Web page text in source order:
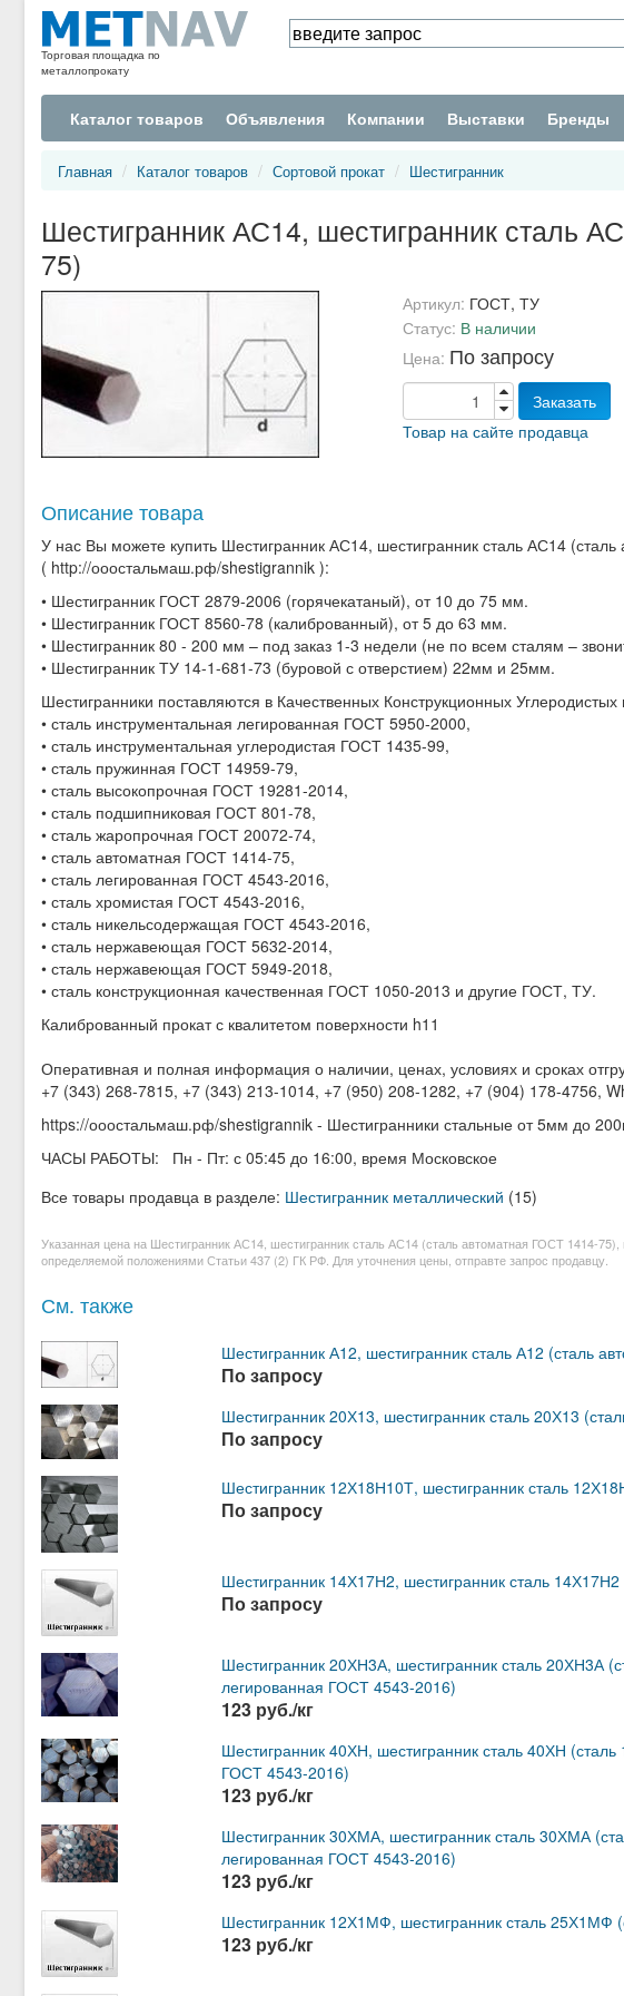
Торговая площадка по
металлопрокату
Каталог товаров Объявления Компании Выставки Бренды
Главная Каталог товаров Сортовой прокат Шестигранник
Шестигранник АС14, шестигранник сталь
75)
Артикул: ГОСТ, ТУ
Статус: В наличии
Цена: По запросу
Заказать
Товар на сайте продавца
Описание товара
У нас Вы можете купить Шестигранник АС14, шестигранник сталь АС14
( http://ооостальмаш.рф/shestigrannik ):
• Шестигранник ГОСТ 2879-2006 (горячекатаный), от 10 до 75 мм.
• Шестигранник ГОСТ 8560-78 (калиброванный), от 5 до 63 мм.
• Шестигранник 80 - 200 мм – под заказ 1-3 недели (не по всем сталям –
• Шестигранник ТУ 14-1-681-73 (буровой с отверстием) 22мм и 25мм.
Шестигранники поставляются в Качественных Конструкционных
• сталь инструментальная легированная ГОСТ 5950-2000,
• сталь инструментальная углеродистая ГОСТ 1435-99,
• сталь пружинная ГОСТ 14959-79,
• сталь высокопрочная ГОСТ 19281-2014,
• сталь подшипниковая ГОСТ 801-78,
• сталь жаропрочная ГОСТ 20072-74,
• сталь автоматная ГОСТ 1414-75,
• сталь легированная ГОСТ 4543-2016,
• сталь хромистая ГОСТ 4543-2016,
• сталь никельсодержащая ГОСТ 4543-2016,
• сталь нержавеющая ГОСТ 5632-2014,
• сталь нержавеющая ГОСТ 5949-2018,
• сталь конструкционная качественная ГОСТ 1050-2013 и другие ГОСТ, ТУ.
Калиброванный прокат с квалитетом поверхности h11
Оперативная и полная информация о наличии, ценах, условиях и сроках
+7 (343) 268-7815, +7 (343) 213-1014, +7 (950) 208-1282, +7 (904) 178-4756,
https://ооостальмаш.рф/shestigrannik - Шестигранники стальные от 5мм до
ЧАСЫ РАБОТЫ: Пн - Пт: с 05:45 до 16:00, время Московское
Все товары продавца в разделе: Шестигранник металлический (15)
Указанная цена на Шестигранник АС14, шестигранник сталь АС14 (сталь автоматная ГОСТ 1414-
определяемой положениями Статьи 437 (2) ГК РФ. Для уточнения цены, отправте запрос продавцу.
См. также
Шестигранник А12, шестигранник сталь А12 (сталь
По запросу
Шестигранник 20Х13, шестигранник сталь 20Х13
По запросу
Шестигранник 12Х18Н10Т, шестигранник сталь
По запросу
Шестигранник 14Х17Н2, шестигранник сталь
По запросу
Шестигранник 20ХН3А, шестигранник сталь
легированная ГОСТ 4543-2016)
123 руб./кг
Шестигранник 40ХН, шестигранник сталь 40ХН
ГОСТ 4543-2016)
123 руб./кг
Шестигранник 30ХМА, шестигранник сталь 30ХМА
легированная ГОСТ 4543-2016)
123 руб./кг
Шестигранник 12Х1МФ, шестигранник сталь 25Х1МФ
123 руб./кг